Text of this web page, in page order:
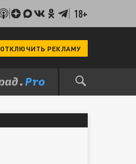
18+
ОТКЛЮЧИТЬ РЕКЛАМУ